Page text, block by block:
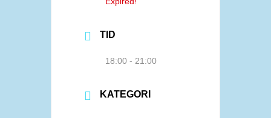
TID
18:00 - 21:00
KATEGORI